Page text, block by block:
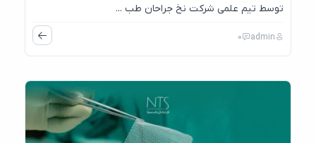
توسط تیم علمی شرکت نخ جراحان طب ...
admin
0